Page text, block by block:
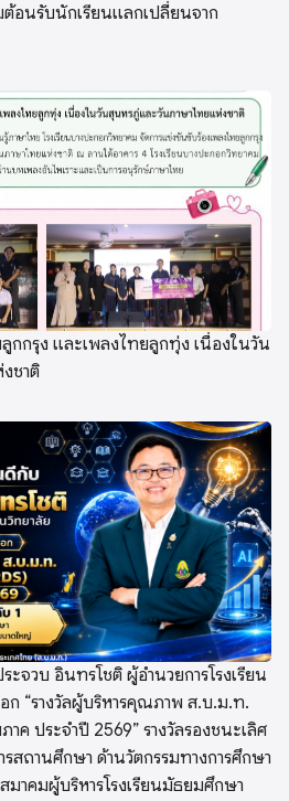
ต้อนรับนักเรียนแลกเปลี่ยนจาก
กกรุง และเพลงไทยลูกทุ่ง เนื่องในวัน
ชาติ
จวบ อินทรโชติ ผู้อำนวยการโรงเรียน
ก “รางวัลผู้บริหารคุณภาพ ส.บ.ม.ท.
าค ประจำปี 2569” รางวัลรองชนะเลิศ
สถานศึกษา ด้านวัตกรรมทางการศึกษา
าคมผู้บริหารโรงเรียนมัธยมศึกษา